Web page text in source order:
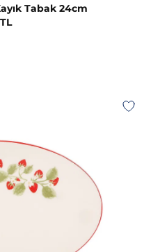
Tabak 24cm